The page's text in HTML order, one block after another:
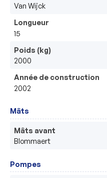
Van Wijck
Longueur
15
Poids (kg)
2000
Année de construction
2002
Mâts
Mâts avant
Blommaert
Pompes